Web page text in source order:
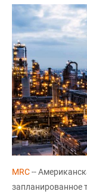
MRC--
запланированное